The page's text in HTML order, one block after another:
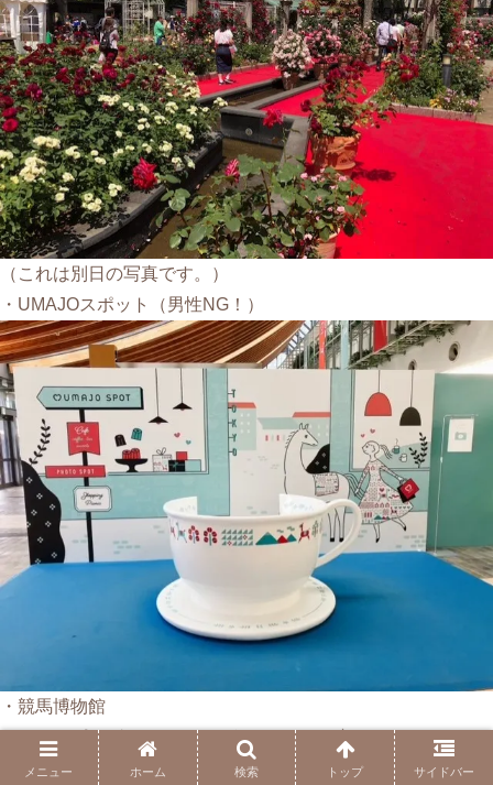
（これは別日の写真です。）
・UMAJOスポット（男性NG！）
・競馬博物館
・ショッピングセンターのようなスタンド内
・グルメ発掘
メニュー ホーム 検索 トップ サイドバー